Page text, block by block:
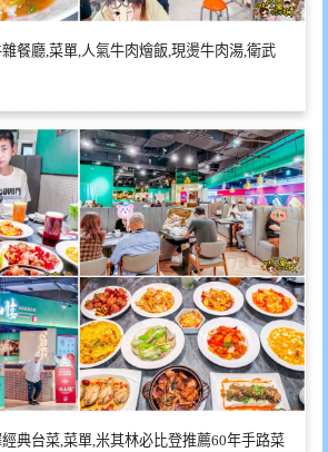
餐廳,菜單,人氣牛肉燴飯,現燙牛肉湯,衛武
典台菜,菜單,米其林必比登推薦60年手路菜